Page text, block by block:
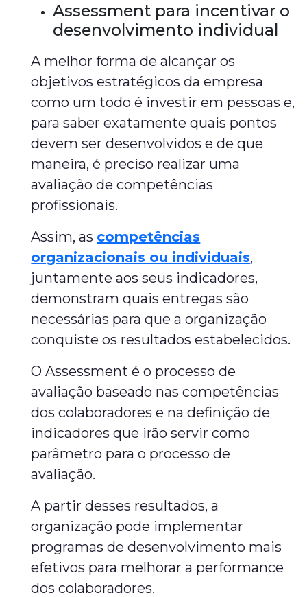
Assessment para incentivar o
desenvolvimento individual
A melhor forma de alcançar os
objetivos estratégicos da empresa
como um todo é investir em pessoas e,
para saber exatamente quais pontos
devem ser desenvolvidos e de que
maneira, é preciso realizar uma
avaliação de competências
profissionais.
Assim, as competências
organizacionais ou individuais,
juntamente aos seus indicadores,
demonstram quais entregas são
necessárias para que a organização
conquiste os resultados estabelecidos.
O Assessment é o processo de
avaliação baseado nas competências
dos colaboradores e na definição de
indicadores que irão servir como
parâmetro para o processo de
avaliação.
A partir desses resultados, a
organização pode implementar
programas de desenvolvimento mais
efetivos para melhorar a performance
dos colaboradores.